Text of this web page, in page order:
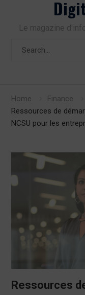
Le magazine
Home
Finance
Ressources de
NCSU pour les
Ressources